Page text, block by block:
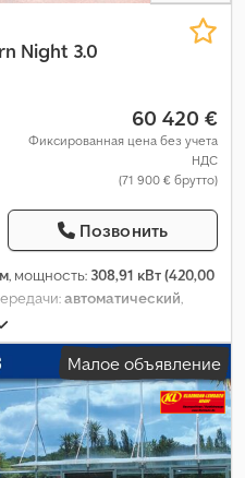
Night 3.0
60 420 €
Фиксированная цена без учета
НДС
(71 900 € брутто)
Позвонить
, мощность: 308,91 кВт (420,00
автоматический
база:
кг, максимальная
масса:2 533 кг,
, расход топлива (городской
(за городом):11,9 л/100км,
12,4 л/100км, Выбросы
6, энергетическая
Малое объявление